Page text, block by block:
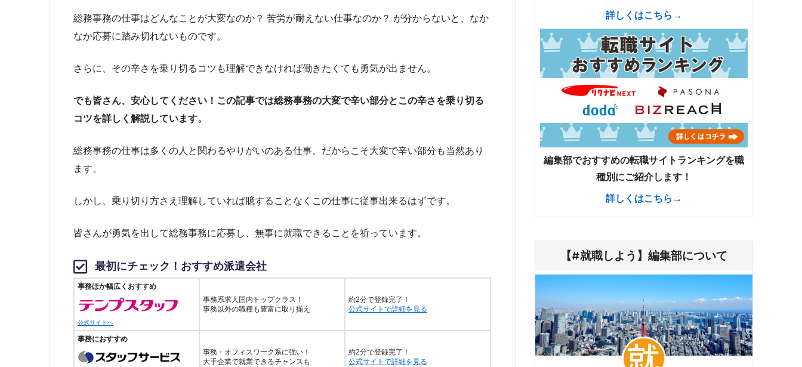
総務事務の仕事はどんなことが大変なのか？ 苦労が耐えない仕事なのか？ が分からないと、なか
なか応募に踏み切れないものです。
さらに、その辛さを乗り切るコツも理解できなければ働きたくても勇気が出ません。
でも皆さん、安心してください！この記事では総務事務の大変で辛い部分とこの辛さを乗り切る
コツを詳しく解説しています。
総務事務の仕事は多くの人と関わるやりがいのある仕事。だからこそ大変で辛い部分も当然あり
ます。
しかし、乗り切り方さえ理解していれば臆することなくこの仕事に従事出来るはずです。
皆さんが勇気を出して総務事務に応募し、無事に就職できることを祈っています。
最初にチェック！おすすめ派遣会社
事務ほか幅広くおすすめ
公式サイトへ
事務系求人国内トップクラス！
事務以外の職種も豊富に取り揃え
約2分で登録完了！
公式サイトで詳細を見る
事務におすすめ
事務・オフィスワーク系に強い！
大手企業で就業できるチャンスも
約2分で登録完了！
公式サイトで詳細を見る
詳しくはこちら→
編集部でおすすめの転職サイトランキングを職
種別にご紹介します！
詳しくはこちら→
【#就職しよう】編集部について